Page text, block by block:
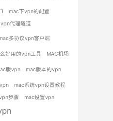
mac下vpn的配置
代理隧道
多协议vpn客户端
好用的vpn工具 MAC机场
版vpn mac版本的vpn
mac系统vpn设置教程
步骤 mac设置vpn